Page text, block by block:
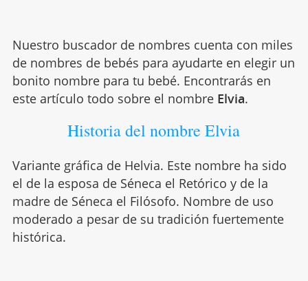
Nuestro buscador de nombres cuenta con miles
de nombres de bebés para ayudarte en elegir un
bonito nombre para tu bebé. Encontrarás en
este artículo todo sobre el nombre Elvia.
Historia del nombre Elvia
Variante gráfica de Helvia. Este nombre ha sido
el de la esposa de Séneca el Retórico y de la
madre de Séneca el Filósofo. Nombre de uso
moderado a pesar de su tradición fuertemente
histórica.